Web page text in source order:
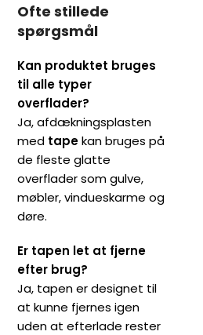
Ofte stillede
spørgsmål
Kan produktet bruges
til alle typer
overflader?
Ja, afdækningsplasten
med tapekan bruges på
de fleste glatte
overflader som gulve,
møbler, vindueskarme og
døre.
Er tapen let at fjerne
efter brug?
Ja, tapen er designet til
at kunne fjernes igen
uden at efterlade rester